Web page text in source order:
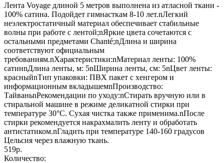
Лента Voyage длиной 5 метров выполнена из атласной ткани -
100% сатина. Подойдет гимнасткам 8-10 лет.nЛегкий
неэлектростатичный материал обеспечивает стабильные
волны при работе с лентой;nЯркие цвета сочетаются с
остальными предметами Chanté;nДлина и ширина
соответствуют официальным
требованиям.nХарактеристики:nМатериал ленты: 100%
сатинnДлина ленты, м: 5nШирина ленты, см: 5nЦвет ленты:
красныйnТип упаковки: ПВХ пакет с хенгером и
информационным вкладышемnПроизводство:
ТайваньnРекомендации по уходу:nСтирать вручную или в
стиральной машине в режиме деликатной стирки при
температуре 30°С. Сухая чистка также применима.nПосле
стирки рекомендуется накрахмалить ленту и обработать
антистатиком.nГладить при температуре 140-160 градусов
Цельсия через влажную ткань.
519р.
Количество: